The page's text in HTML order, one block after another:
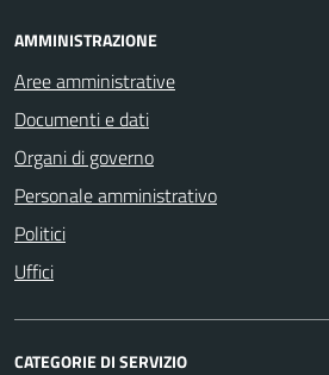
AMMINISTRAZIONE
Aree amministrative
Documenti e dati
Organi di governo
Personale amministrativo
Politici
Uffici
CATEGORIE DI SERVIZIO